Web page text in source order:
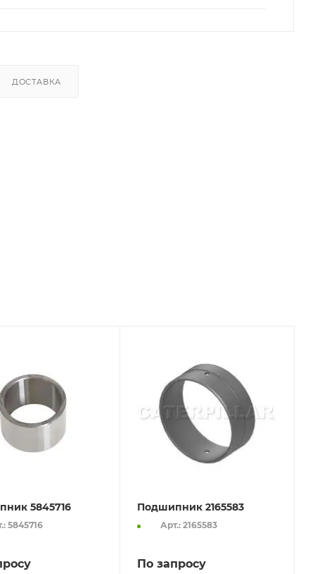
ДОСТАВКА
5845716
5845716
Подшипник 2165583
Арт.: 2165583
По запросу